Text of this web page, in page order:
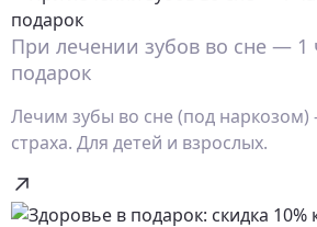
При лечении зубов во сне — 1
подарок
Лечим зубы во сне (под
страха. Для детей и взрослых.